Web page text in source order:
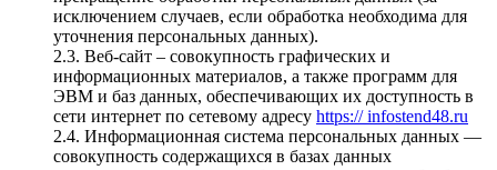
исключением случаев, если обработка необходима для
уточнения персональных данных).
2.3. Веб-сайт – совокупность графических и
информационных материалов, а также программ для
ЭВМ и баз данных, обеспечивающих их доступность в
сети интернет по сетевому адресу https:// infostend48.ru
2.4. Информационная система персональных данных —
совокупность содержащихся в базах данных